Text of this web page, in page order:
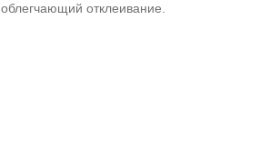
облегчающий отклеивание.